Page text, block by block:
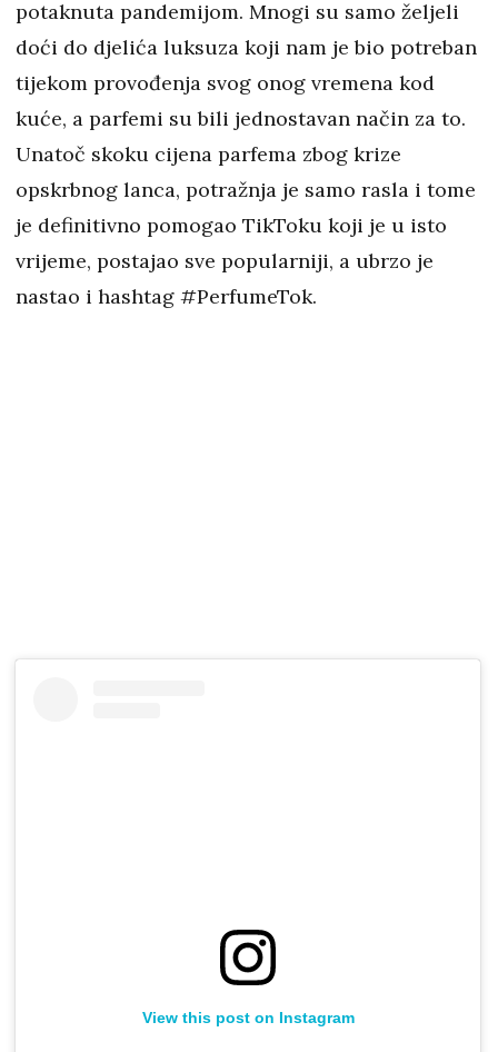
potaknuta pandemijom. Mnogi su samo željeli
doći do djelića luksuza koji nam je bio potreban
tijekom provođenja svog onog vremena kod
kuće, a parfemi su bili jednostavan način za to.
Unatoč skoku cijena parfema zbog krize
opskrbnog lanca, potražnja je samo rasla i tome
je definitivno pomogao TikToku koji je u isto
vrijeme, postajao sve popularniji, a ubrzo je
nastao i hashtag #PerfumeTok.
View this post on Instagram